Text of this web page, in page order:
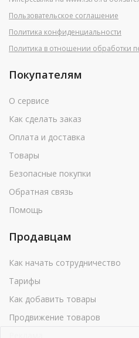
Пользовательское соглашение
Политика конфиденциальности
Политика в отношении обработки
Покупателям
О сервисе
Как сделать заказ
Оплата и доставка
Товары
Безопасные покупки
Обратная связь
Помощь
Продавцам
Как начать сотрудничество
Тарифы
Как добавить товары
Продвижение товаров